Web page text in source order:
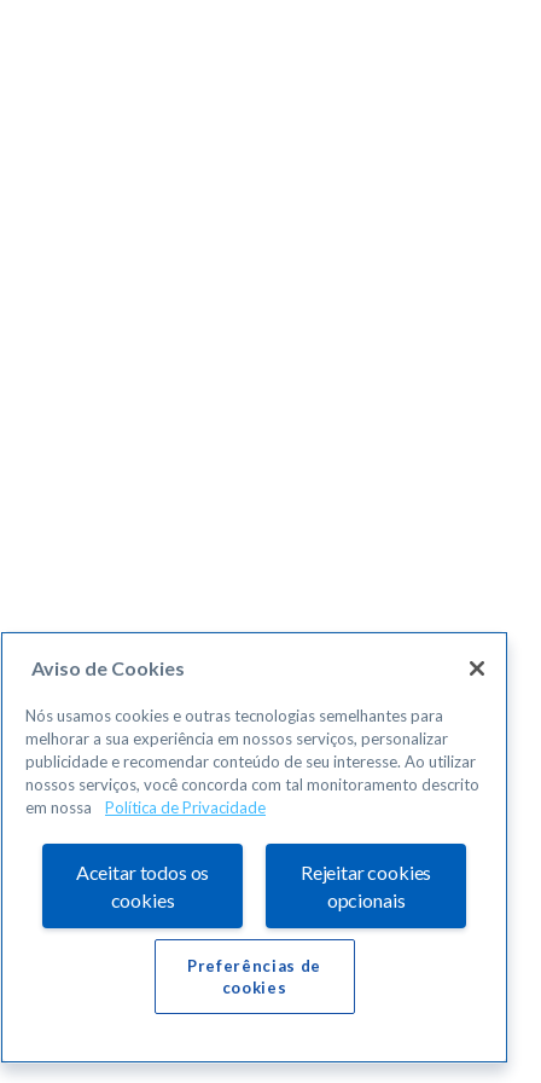
Aviso de Cookies
Nós usamos cookies e outras tecnologias semelhantes para
melhorar a sua experiência em nossos serviços, personalizar
publicidade e recomendar conteúdo de seu interesse. Ao utilizar
nossos serviços, você concorda com tal monitoramento descrito
em nossa
Política de Privacidade
Aceitar todos os
cookies
Rejeitar cookies
opcionais
Preferências de
cookies